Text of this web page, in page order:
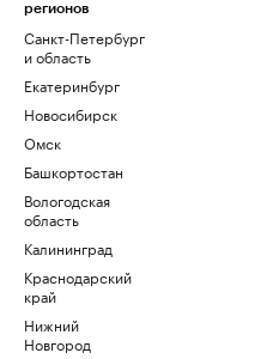
регионов
Санкт-Петербург
и область
Екатеринбург
Новосибирск
Омск
Башкортостан
Вологодская
область
Калининград
Краснодарский
край
Нижний
Новгород